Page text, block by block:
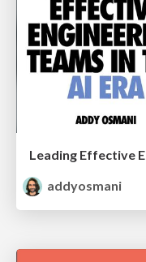
Leading Effective
addyosmani